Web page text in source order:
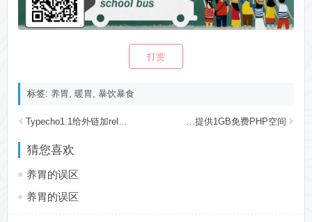
打赏
标签: 养胃 ,暖胃 ,暴饮暴食
Typecho1.1给外链加rel="nofollow"和target="_blank"属性 RapidWeb提供1GB免费PHP空间
猜您喜欢
养胃的误区
养胃的误区